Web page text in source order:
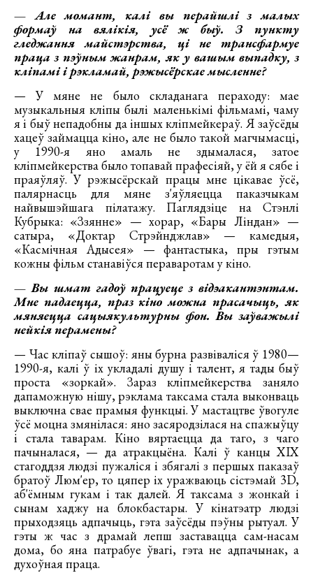
— Але момант, калі вы перайшлі з малых
формаў на вялікія, усё ж быў. З пункту
гледжання майстэрства, ці не трансфармуе
праца з пэўным жанрам, як у вашым выпадку, з
кліпамі і рэкламай, рэжысёрскае мысленне?
— У мяне не было складанага пераходу: мае
музыкальныя кліпы былі маленькімі фільмамі, чаму
я і быў непадобны да іншых кліпмейкераў. Я заўсёды
хацеў займацца кіно, але не было такой магчымасці,
у 1990-я яно амаль не здымалася, затое
кліпмейкерства было топавай прафесіяй, у ёй я сябе і
праяўляў. У рэжысёрскай працы мне цікавае ўсё,
палярнасць для мяне з'яўляецца паказчыкам
найвышэйшага пілатажу. Паглядзіце на Стэнлі
Кубрыка: «Ззянне» — хорар, «Бары Ліндан» —
сатыра, «Доктар Стрэйнджлав» — камедыя,
«Касмічная Адысея» — фантастыка, пры гэтым
кожны фільм станавіўся пераваротам у кіно.
— Вы шмат гадоў працуеце з відэакантэнтам.
Мне падаецца, праз кіно можна прасачыць, як
мяняецца сацыякультурны фон. Вы заўважылі
нейкія перамены?
— Час кліпаў сышоў: яны бурна развіваліся ў 1980—
1990-я, калі ў іх укладалі душу і талент, я тады быў
проста «зоркай». Зараз кліпмейкерства заняло
дапаможную нішу, рэклама таксама стала выконваць
выключна свае прамыя функцыі. У мастацтве ўвогуле
ўсё моцна змянілася: яно засяродзілася на спажыўцу
і стала таварам. Кіно вяртаецца да таго, з чаго
пачыналася, — да атракцыёна. Калі ў канцы ХІХ
стагоддзя людзі пужаліся і збягалі з першых паказаў
братоў Люм'ер, то цяпер іх уражваюць сістэмай 3D,
аб'ёмным гукам і так далей. Я таксама з жонкай і
сынам хаджу на блокбастары. У кінатэатр людзі
прыходзяць адпачыць, гэта заўсёды пэўны рытуал. У
гэты ж час з драмай лепш заставацца сам-насам
дома, бо яна патрабуе ўвагі, гэта не адпачынак, а
духоўная праца.